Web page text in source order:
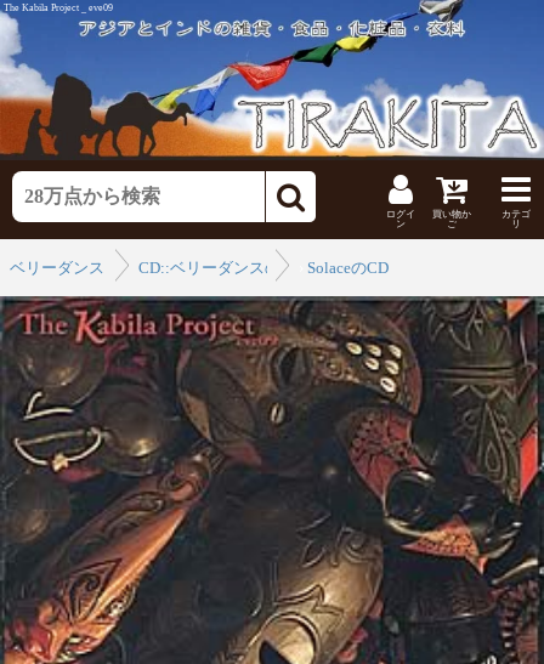
The Kabila Project _ eve09
ログイ
ン
買い物か
ご
カテゴ
リ
ベリーダンス
CD::ベリーダンスのCD SolaceのCD